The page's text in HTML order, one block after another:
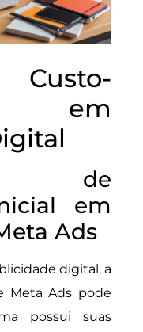
em
de
em
Ads
digital, a
Meta Ads pode
possui suas